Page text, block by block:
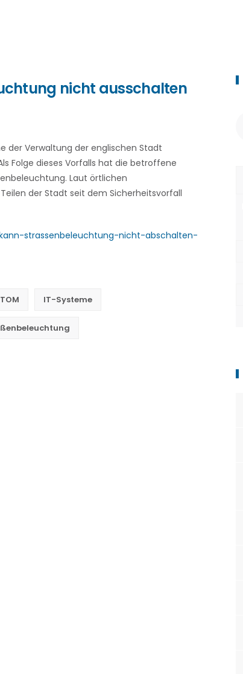
nicht ausschalten
der Verwaltung der englischen Stadt
Folge dieses Vorfalls hat die betroffene
Laut örtlichen
der Stadt seit dem Sicherheitsvorfall
strassenbeleuchtung-nicht-abschalten-
IT-Systeme